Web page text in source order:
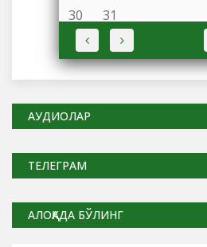
30
31
АУДИОЛАР
ТЕЛЕГРАМ
АЛОҚАДА БЎЛИНГ